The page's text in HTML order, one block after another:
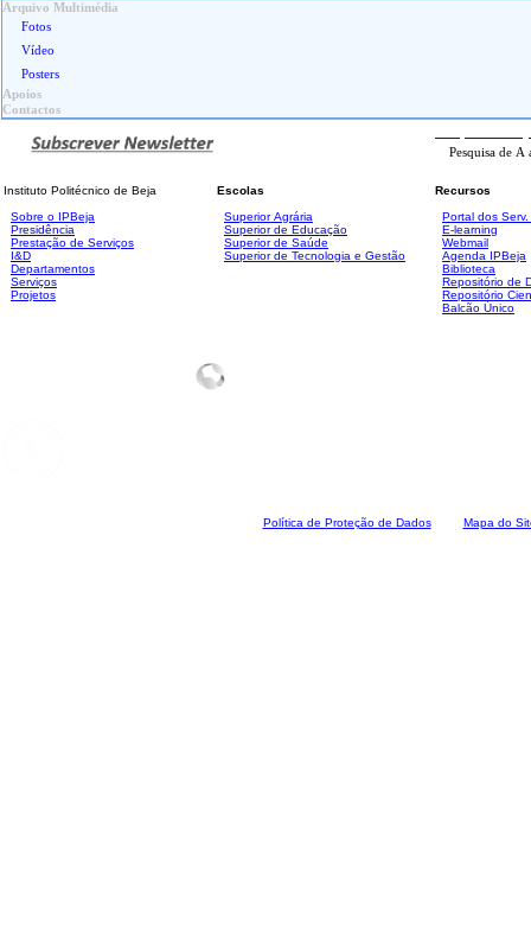
Arquivo Multimédia
Fotos
Vídeo
Posters
Apoios
Contactos
Instituto Politécnico de Beja
Sobre o IPBeja
Presidência
Prestação de Serviços
I&D
Departamentos
Serviços
Projetos
Escolas
Superior Agrária
Superior de Educação
Superior de Saúde
Superior de Tecnologia e Gestão
Recursos
Portal dos
E-learning
Webmail
Agenda IPBeja
Biblioteca
Repositório de
Repositório
Balcão Único
Política de Proteção de Dados Mapa do